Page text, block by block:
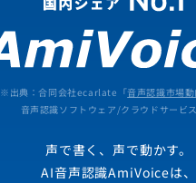
※出典：合同会社ecarlate「音声認識市場
音声認識ソフトウェア/クラウドサービ
声で書く、声で動かす。
AI音声認識AmiVoiceは、